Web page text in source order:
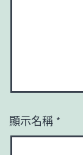
顯示名稱 *